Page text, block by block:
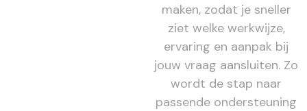
maken, zodat je sneller
ziet welke werkwijze,
ervaring en aanpak bij
jouw vraag aansluiten. Zo
wordt de stap naar
passende ondersteuning